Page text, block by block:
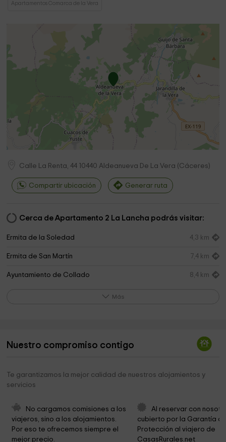
Apartamentos Comarca de la Vera
Calle La Renta, 44 10440 Aldeanueva De La Vera (Cáceres)
Compartir ubicación Generar ruta
Cerca de Apartamento 2 La Lancha podrás visitar:
Ermita de la Soledad 4,3 km
Ermita de San Martín 7,4 km
Ayuntamiento de Collado 8,4 km
Tanatorio 9,1 km
City Hall Jaraiz de la Vera
Parroquia de Santa María
Iglesia de San Miguel Arcángel
Más
Nuestro compromiso contigo
Te garantizamos la mejor calidad de nuestros alojamientos y
servicios
No cargamos comisiones a los
viajeros, sino a los alojamientos.
Por eso te ofrecemos siempre el
mejor precio.
Al reservar con
cubierto por la Garantía
Protección al viajero de
CasasRurales.net